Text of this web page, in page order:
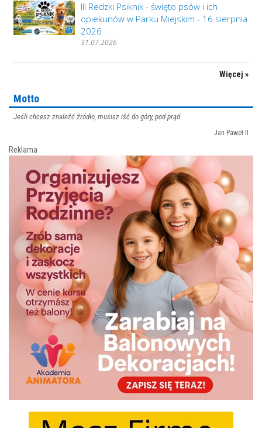
III Redzki Psiknik - święto psów i ich
opiekunów w Parku Miejskim - 16 sierpnia
2026
31.07.2026
Więcej »
Motto
Jeśli chcesz znaleźć źródło, musisz iść do góry, pod prąd
Jan Paweł II
Reklama